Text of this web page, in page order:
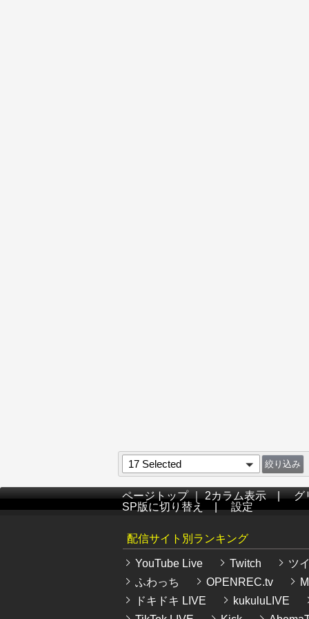
17 Selected
ページトップ｜2カラム表示|グ
SP版に切り替え
設定
配信サイト別ランキング
YouTube Live Twitch
ツ
ふわっち
OPENREC.tv
ドキドキ LIVE
kukuluLIVE